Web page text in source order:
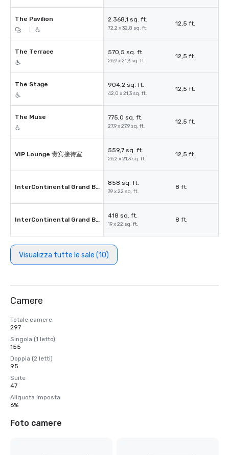
The Pavilion 2.368,1 sq. ft.
72,2 x 32,8 sq. ft.
12,5 ft.
The Terrace 570,5 sq. ft.
26,9 x 21,3 sq. ft.
12,5 ft.
The Stage 904,2 sq. ft.
42,0 x 21,3 sq. ft.
12,5 ft.
The Muse 775,0 sq. ft.
27,9 x 27,9 sq. ft.
12,5 ft.
VIP Lounge 贵宾接待室
559,7 sq. ft.
26,2 x 21,3 sq. ft.
12,5 ft.
InterContinental Grand Ballroom
858 sq. ft.
39 x 22 sq. ft.
8 ft.
InterContinental Grand BallroomⅠ
418 sq. ft.
19 x 22 sq. ft.
8 ft.
Visualizza tutte le sale (10)
Camere
Totale camere
297
Singola (1 letto)
155
Doppia (2 letti)
95
Suite
47
Aliquota imposta
6%
Foto camere